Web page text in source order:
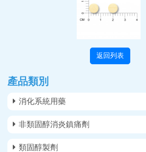
返回列表
產品類別
消化系統用藥
非類固醇消炎鎮痛劑
類固醇製劑